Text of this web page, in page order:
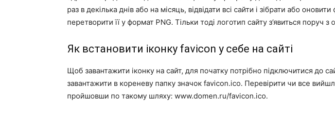
раз в декілька днів або на місяць, відвідати всі сайти і зібрати або
перетворити її у формат PNG. Тільки тоді логотип сайту з’явиться поруч з
Як встановити іконку favicon у себе на сайті
Щоб завантажити іконку на сайт, для початку потрібно підключитися до
завантажити в кореневу папку значок favicon.ico. Перевірити чи все
пройшовши по такому шляху: www.domen.ru/favicon.ico.